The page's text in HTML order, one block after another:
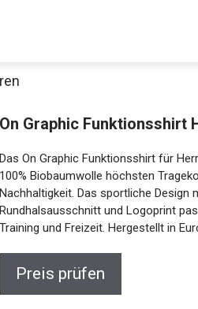
On Graphic Funktionsshirt
Das On Graphic Funktionsshirt für
100% Biobaumwolle höchsten
Nachhaltigkeit. Das sportliche Design
Rundhalsausschnitt und Logoprint
Training und Freizeit. Hergestellt in
Preis prüfen